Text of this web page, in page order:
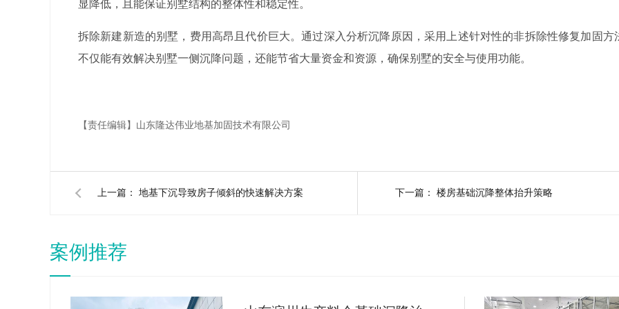
显降低，且能保证别墅结构的整体性和稳定性。
拆除新建新造的别墅，费用高昂且代价巨大。通过深入分析沉降原因，采用上述针对性的非拆除性修复加固方
不仅能有效解决别墅一侧沉降问题，还能节省大量资金和资源，确保别墅的安全与使用功能。
【责任编辑】 山东隆达伟业地基加固技术有限公司
上一篇： 地基下沉导致房子倾斜的快速解决方案 下一篇： 楼房基础沉降整体抬升策略
案例推荐